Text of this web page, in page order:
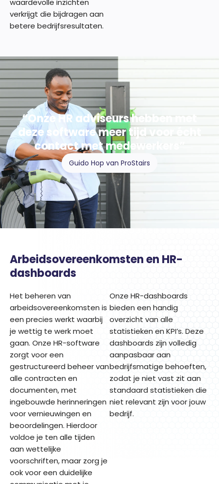
waardevolle inzichten
verkrijgt die bijdragen aan
betere bedrijfsresultaten.
“Onze HR adviseurs hebben met
deze software meer tijd voor écht
contact met medewerkers”
Guido Hop van ProStairs
Arbeidsovereenkomsten en HR-
dashboards
Het beheren van
arbeidsovereenkomsten is
een precies werkt waarbij
je wettig te werk moet
gaan. Onze HR-software
zorgt voor een
gestructureerd beheer van
alle contracten en
documenten, met
ingebouwde herinneringen
voor vernieuwingen en
beoordelingen. Hierdoor
voldoe je ten alle tijden
aan wettelijke
voorschriften, maar zorg je
ook voor een duidelijke
Onze HR-dashboards
bieden een handig
overzicht van alle
statistieken en KPI’s. Deze
dashboards zijn volledig
aanpasbaar aan
bedrijfsmatige behoeften,
zodat je niet vast zit aan
standaard statistieken die
niet relevant zijn voor jouw
bedrijf.